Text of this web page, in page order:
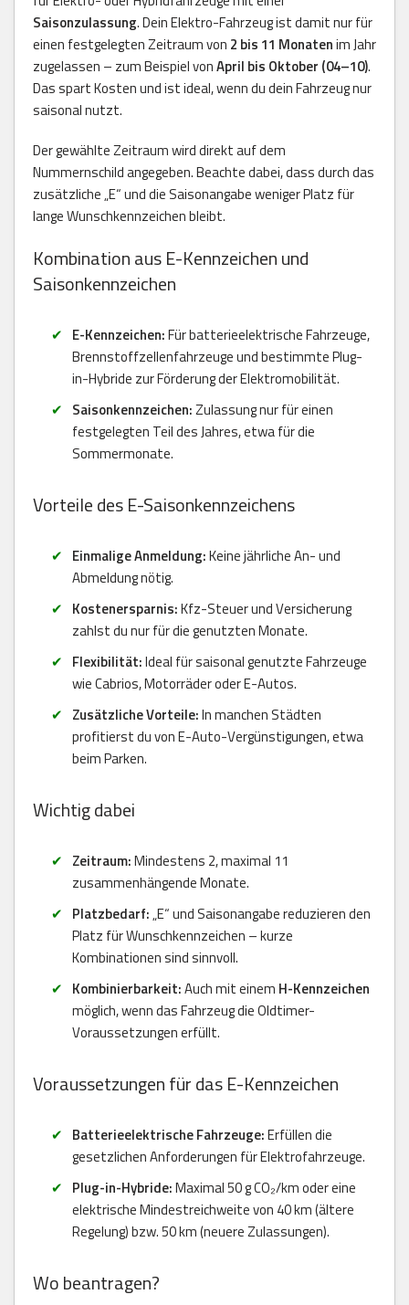
Saisonzulassung. Dein Elektro-Fahrzeug ist damit nur für
einen festgelegten Zeitraum von 2 bis 11 Monatenim Jahr
zugelassen – zum Beispiel vonApril bis Oktober (04–10).
Das spart Kosten und ist ideal, wenn du dein Fahrzeug nur
saisonal nutzt.
Der gewählte Zeitraum wird direkt auf dem
Nummernschild angegeben. Beachte dabei, dass durch das
zusätzliche „E“ und die Saisonangabe weniger Platz für
lange Wunschkennzeichen bleibt.
Kombination aus E-Kennzeichen und
Saisonkennzeichen
E-Kennzeichen:Für batterieelektrische Fahrzeuge,
Brennstoffzellenfahrzeuge und bestimmte Plug-
in-Hybride zur Förderung der Elektromobilität.
Saisonkennzeichen:Zulassung nur für einen
festgelegten Teil des Jahres, etwa für die
Sommermonate.
Vorteile des E-Saisonkennzeichens
Einmalige Anmeldung:Keine jährliche An- und
Abmeldung nötig.
Kostenersparnis:Kfz-Steuer und Versicherung
zahlst du nur für die genutzten Monate.
Flexibilität:Ideal für saisonal genutzte Fahrzeuge
wie Cabrios, Motorräder oder E-Autos.
Zusätzliche Vorteile:In manchen Städten
profitierst du von E-Auto-Vergünstigungen, etwa
beim Parken.
Wichtig dabei
Zeitraum:Mindestens 2, maximal 11
zusammenhängende Monate.
Platzbedarf:„E“ und Saisonangabe reduzieren den
Platz für Wunschkennzeichen – kurze
Kombinationen sind sinnvoll.
Kombinierbarkeit:Auch mit einem H-Kennzeichen
möglich, wenn das Fahrzeug die Oldtimer-
Voraussetzungen erfüllt.
Voraussetzungen für das E-Kennzeichen
Batterieelektrische Fahrzeuge:Erfüllen die
gesetzlichen Anforderungen für Elektrofahrzeuge.
Plug-in-Hybride:Maximal 50 g CO₂/km oder eine
elektrische Mindestreichweite von 40 km (ältere
Regelung) bzw. 50 km (neuere Zulassungen).
Wo beantragen?